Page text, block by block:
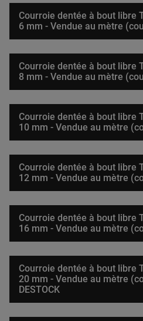
Courroie dentée à bout libre
6 mm - Vendue au mètre
Courroie dentée à bout libre
8 mm - Vendue au mètre
Courroie dentée à bout libre
10 mm - Vendue au mètre
Courroie dentée à bout libre
12 mm - Vendue au mètre
Courroie dentée à bout libre
16 mm - Vendue au mètre
Courroie dentée à bout libre
20 mm - Vendue au mètre
DESTOCK